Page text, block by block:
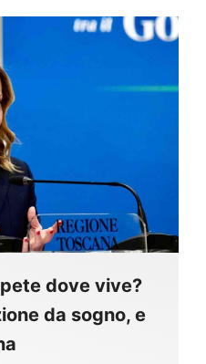
dove vive?
da sogno, e